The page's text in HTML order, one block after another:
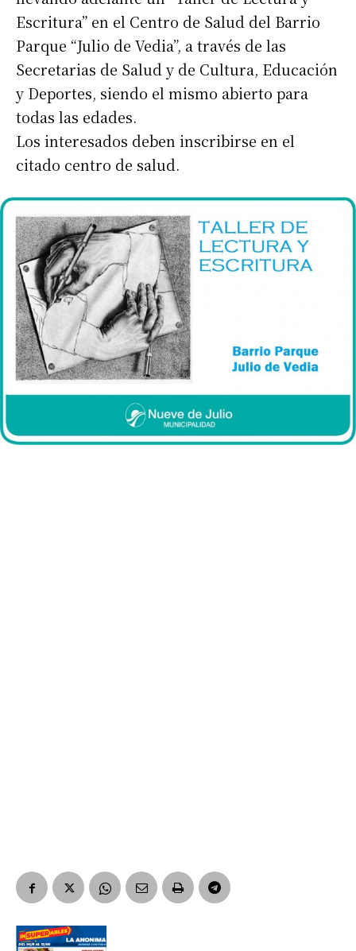
Escritura” en el Centro de Salud del Barrio
Parque “Julio de Vedia”, a través de las
Secretarias de Salud y de Cultura, Educación
y Deportes, siendo el mismo abierto para
todas las edades.
Los interesados deben inscribirse en el
citado centro de salud.